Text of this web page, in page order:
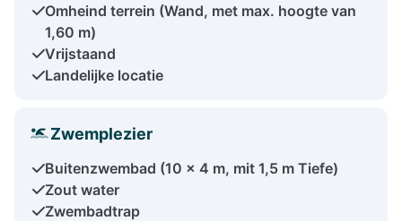
Omheind terrein (Wand, met max. hoogte van
1,60 m)
Vrijstaand
Landelijke locatie
Zwemplezier
Buitenzwembad (10 x 4 m, mit 1,5 m Tiefe)
Zout water
Zwembadtrap